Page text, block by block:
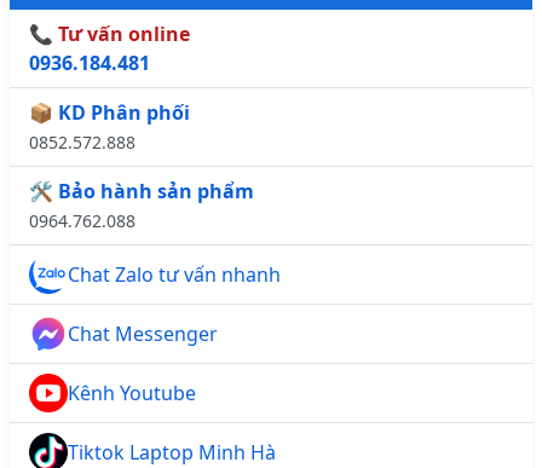
📞 Tư vấn online
0936.184.481
📦 KD Phân phối
0852.572.888
🛠️ Bảo hành sản phẩm
0964.762.088
Chat Zalo tư vấn nhanh
Chat Messenger
Kênh Youtube
Tiktok Laptop Minh Hà